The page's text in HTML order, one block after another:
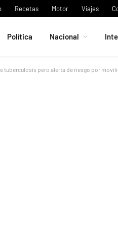
Recetas Motor Viajes
Política Nacional
tuberculosis pero alerta de riesgo por